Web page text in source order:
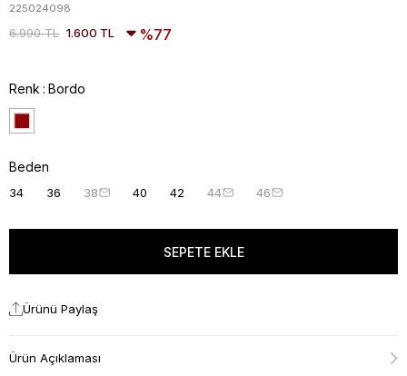
225024098
6.990 TL 1.600 TL 77
Renk Bordo
Beden
34 36 38 40 42 44 46
Ürünü Paylaş
Ürün Açıklaması